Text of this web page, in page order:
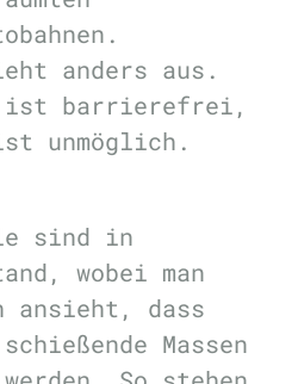
anders aus.
ist barrierefrei,
unmöglich.
sind in
wobei man
ansieht, dass
Massen